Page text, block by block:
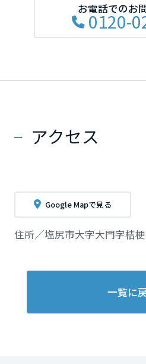
お電話でのお
0120-
アクセス
Google Mapで見る
住所／塩尻市大字大門字桔
一覧に